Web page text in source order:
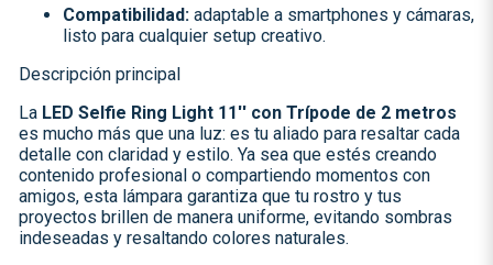
Compatibilidad:adaptable a smartphones y cámaras,
listo para cualquier setup creativo.
Descripción principal
La LED Selfie Ring Light 11'' con Trípode de 2 metros
es mucho más que una luz: es tu aliado para resaltar cada
detalle con claridad y estilo. Ya sea que estés creando
contenido profesional o compartiendo momentos con
amigos, esta lámpara garantiza que tu rostro y tus
proyectos brillen de manera uniforme, evitando sombras
indeseadas y resaltando colores naturales.